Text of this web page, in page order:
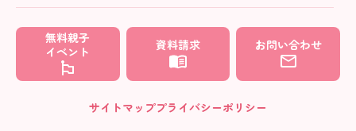
無料親子
イベント
資料請求 お問い合わせ
サイトマッププライバシーポリシー